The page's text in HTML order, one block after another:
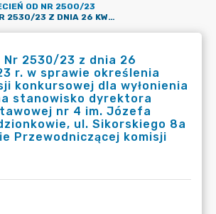
OD NR 2500/23
ZARZĄDZENIE NR 2530/23 Z DNIA 26 KWIETNIA 2023 R. W SPRAWIE OKREŚLENIA SKŁADU KOMISJI KONKURSOWEJ DLA WYŁONIENIA KANDYDATA NA STANOWISKO DYREKTORA SZKOŁY PODSTAWOWEJ NR 4 IM. JÓZEFA LOMPY W RADZIONKOWIE, UL. SIKORSKIEGO 8A I WYZNACZENIE PRZEWODNICZĄCEJ KOMISJI
Nr 2530/23 z dnia 26
r. w sprawie określenia
konkursowej dla wyłonienia
stanowisko dyrektora
nr 4 im. Józefa
ul. Sikorskiego 8a
Przewodniczącej komisji